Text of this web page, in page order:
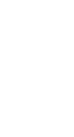
prevoditelji